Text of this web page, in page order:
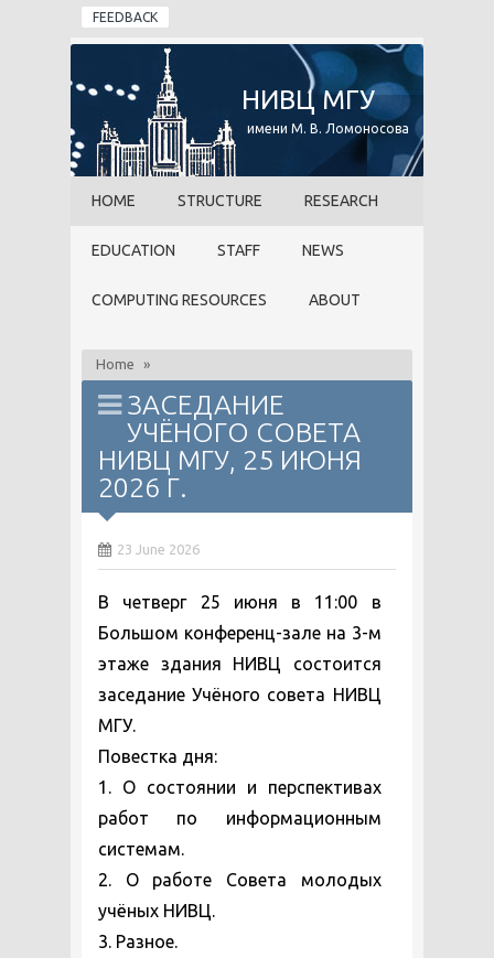
Skip to main content
FEEDBACK
НИВЦ МГУ
имени М. В. Ломоносова
HOME STRUCTURE RESEARCH
EDUCATION STAFF NEWS
COMPUTING RESOURCES ABOUT
Home »
ЗАСЕДАНИЕ
УЧЁНОГО СОВЕТА
НИВЦ МГУ, 25 ИЮНЯ
2026 Г.
23 June 2026
В четверг 25 июня в 11:00 в
Большом конференц-зале на 3-м
этаже здания НИВЦ состоится
заседание Учёного совета НИВЦ
МГУ.
Повестка дня:
1. О состоянии и перспективах
работ по информационным
системам.
2. О работе Совета молодых
учёных НИВЦ.
3. Разное.